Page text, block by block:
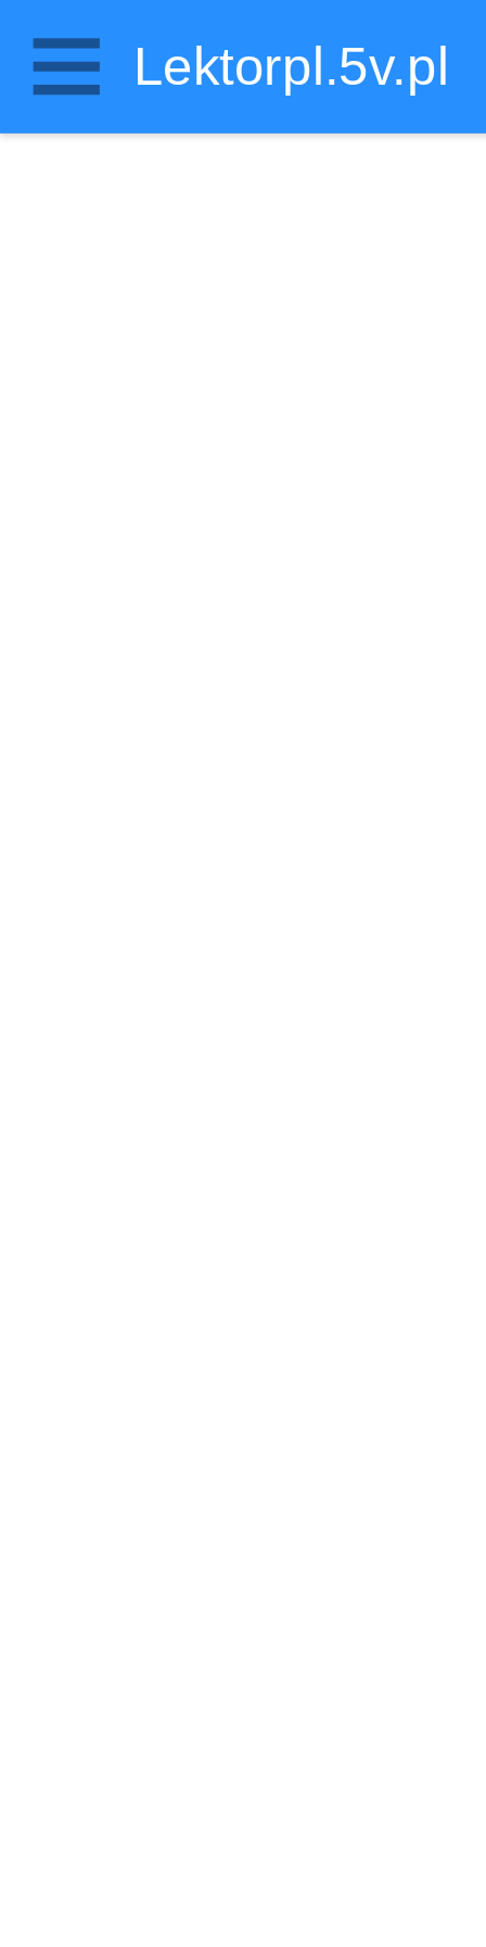
Lektorpl.5v.pl